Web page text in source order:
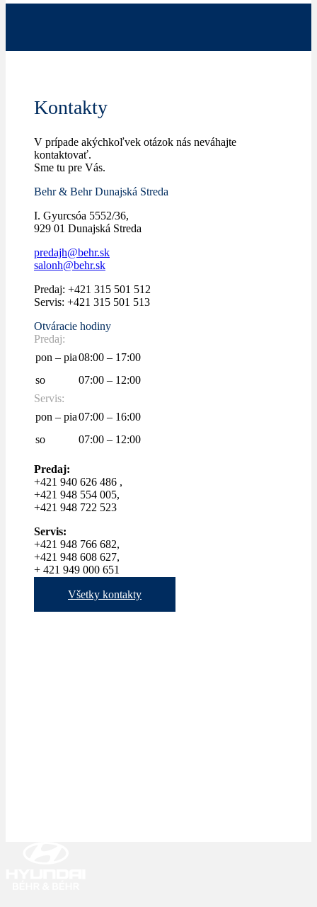
Kontakty
V prípade akýchkoľvek otázok nás neváhajte
kontaktovať.
Sme tu pre Vás.
Behr & Behr Dunajská Streda
I. Gyurcsóa 5552/36,
929 01 Dunajská Streda
predajh@behr.sk
salonh@behr.sk
Predaj: +421 315 501 512
Servis: +421 315 501 513
Otváracie hodiny
Predaj:
pon – pia08:00 – 17:00
so
07:00 – 12:00
Servis:
pon – pia07:00 – 16:00
so
07:00 – 12:00
Predaj:
+421 940 626 486 ,
+421 948 554 005,
+421 948 722 523
Servis:
+421 948 766 682,
+421 948 608 627,
+ 421 949 000 651
Všetky kontakty